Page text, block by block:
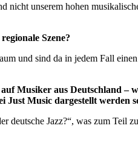
nicht unserem hohen
Szene?
und sind da in jedem Fall
aus Deutschland –
Just Music dargestellt werden
Jazz?“, was zum Teil